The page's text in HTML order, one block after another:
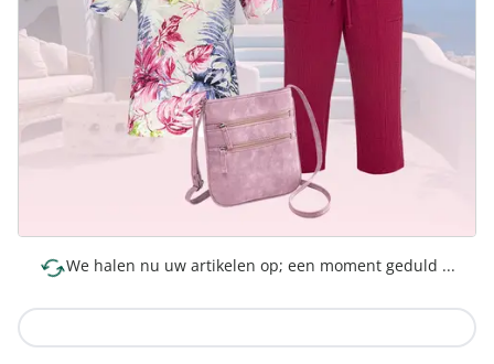
We halen nu uw artikelen op; een moment geduld ...